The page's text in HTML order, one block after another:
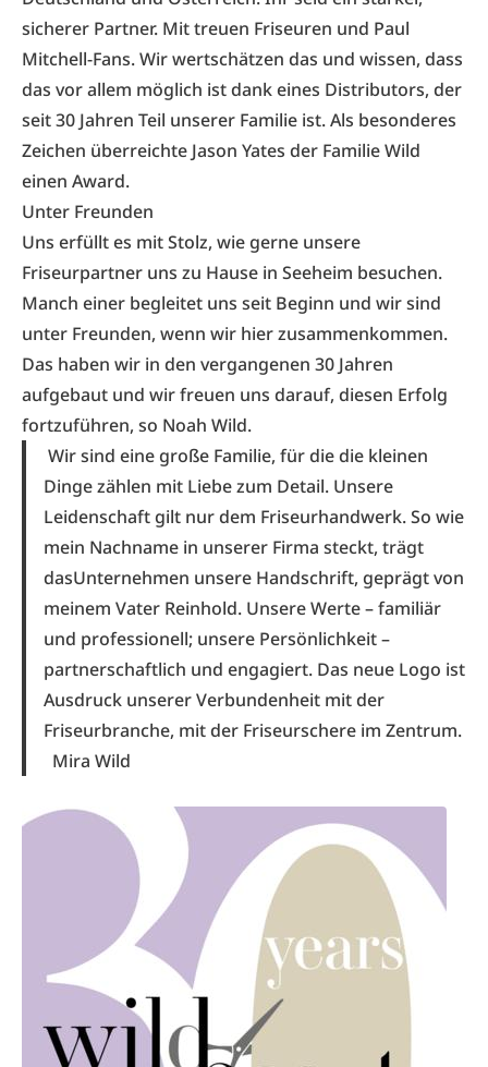
sicherer Partner. Mit treuen Friseuren und Paul
Mitchell-Fans. Wir wertschätzen das und wissen, dass
das vor allem möglich ist dank eines Distributors, der
seit 30 Jahren Teil unserer Familie ist. Als besonderes
Zeichen überreichte Jason Yates der Familie Wild
einen Award.
Unter Freunden
Uns erfüllt es mit Stolz, wie gerne unsere
Friseurpartner uns zu Hause in Seeheim besuchen.
Manch einer begleitet uns seit Beginn und wir sind
unter Freunden, wenn wir hier zusammenkommen.
Das haben wir in den vergangenen 30 Jahren
aufgebaut und wir freuen uns darauf, diesen Erfolg
fortzuführen, so Noah Wild.
Wir sind eine große Familie, für die die kleinen
Dinge zählen mit Liebe zum Detail. Unsere
Leidenschaft gilt nur dem Friseurhandwerk. So wie
mein Nachname in unserer Firma steckt, trägt
dasUnternehmen unsere Handschrift, geprägt von
meinem Vater Reinhold. Unsere Werte – familiär
und professionell; unsere Persönlichkeit –
partnerschaftlich und engagiert. Das neue Logo ist
Ausdruck unserer Verbundenheit mit der
Friseurbranche, mit der Friseurschere im Zentrum.
Mira Wild